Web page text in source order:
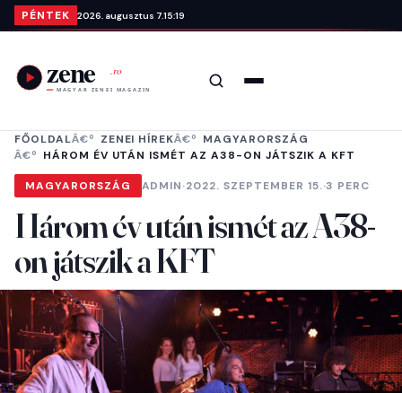
Ugrás a tartalomra
PÉNTEK 2026. augusztus 7.15:19
Keresés
FŐOLDAL ZENEI HÍREK
MAGYARORSZÁG
HÁROM ÉV UTÁN ISMÉT AZ A38-ON JÁTSZIK A KFT
MAGYARORSZÁG ADMIN·2022. SZEPTEMBER 15.·3 PERC
Három év után ismét az A38-
on játszik a KFT